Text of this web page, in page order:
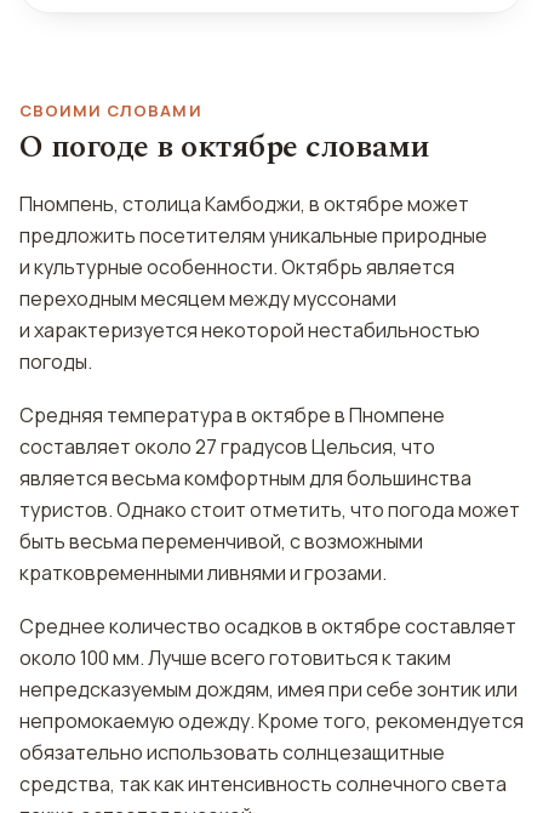
СВОИМИ СЛОВАМИ
О погоде в октябре словами
Пномпень, столица Камбоджи, в октябре может
предложить посетителям уникальные природные
и культурные особенности. Октябрь является
переходным месяцем между муссонами
и характеризуется некоторой нестабильностью
погоды.
Средняя температура в октябре в Пномпене
составляет около 27 градусов Цельсия, что
является весьма комфортным для большинства
туристов. Однако стоит отметить, что погода может
быть весьма переменчивой, с возможными
кратковременными ливнями и грозами.
Среднее количество осадков в октябре составляет
около 100 мм. Лучше всего готовиться к таким
непредсказуемым дождям, имея при себе зонтик или
непромокаемую одежду. Кроме того, рекомендуется
обязательно использовать солнцезащитные
средства, так как интенсивность солнечного света